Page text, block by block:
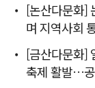
[논산다문화]
며 지역사회
[금산다문화]
축제 활발…